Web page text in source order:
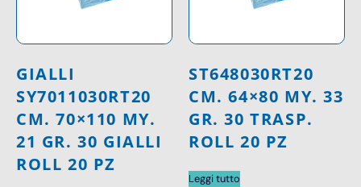
GIALLI
SY7011030RT20
CM. 70×110 MY.
21 GR. 30 GIALLI
ROLL 20 PZ
ST648030RT20
CM. 64×80 MY. 33
GR. 30 TRASP.
ROLL 20 PZ
Leggi tutto